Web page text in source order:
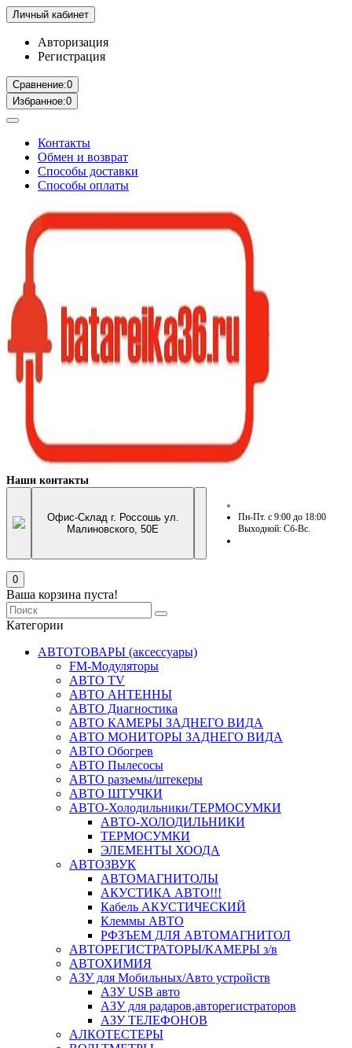
Личный кабинет
Авторизация
Регистрация
Сравнение:0
Избранное:0
Контакты
Обмен и возврат
Способы доставки
Способы оплаты
Наши контакты
Офис-Склад г. Россошь ул.
Малиновского, 50Е
Пн-Пт. с 9:00 до 18:00
Выходной: Сб-Вс.
0
Ваша корзина пуста!
Категории
АВТОТОВАРЫ (аксессуары)
FM-Модуляторы
АВТО TV
АВТО АНТЕННЫ
АВТО Диагностика
АВТО КАМЕРЫ ЗАДНЕГО ВИДА
АВТО МОНИТОРЫ ЗАДНЕГО ВИДА
АВТО Обогрев
АВТО Пылесосы
АВТО разъемы/штекеры
АВТО ШТУЧКИ
АВТО-Холодильники/ТЕРМОСУМКИ
АВТО-ХОЛОДИЛЬНИКИ
ТЕРМОСУМКИ
ЭЛЕМЕНТЫ ХООДА
АВТОЗВУК
АВТОМАГНИТОЛЫ
АКУСТИКА АВТО!!!
Кабель АКУСТИЧЕСКИЙ
Клеммы АВТО
РФЗЪЕМ ДЛЯ АВТОМАГНИТОЛ
АВТОРЕГИСТРАТОРЫ/КАМЕРЫ з/в
АВТОХИМИЯ
АЗУ для Мобильных/Авто устройств
АЗУ USB авто
АЗУ для радаров,авторегистраторов
АЗУ ТЕЛЕФОНОВ
АЛКОТЕСТЕРЫ